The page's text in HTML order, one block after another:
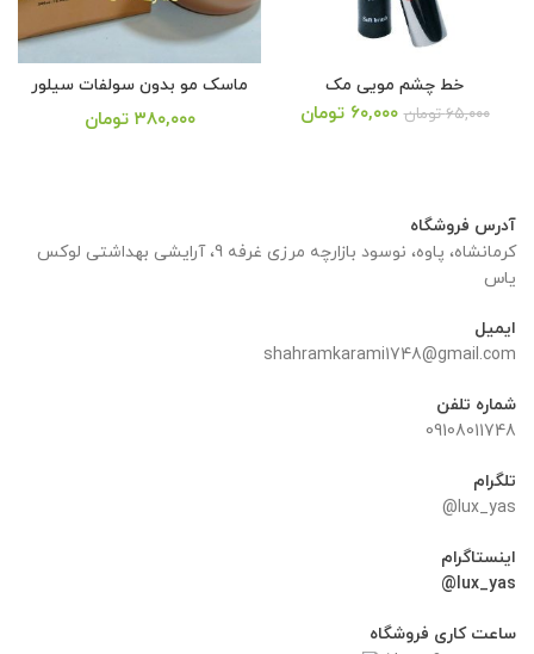
خط چشم مویی مک
۶۵,۰۰۰ تومان ۶۰,۰۰۰ تومان
ماسک مو بدون سولفات سیلور
۳۸۰,۰۰۰ تومان
آدرس فروشگاه
کرمانشاه، پاوه، نوسود بازارچه مرزی غرفه 9، آرایشی بهداشتی لوکس
یاس
ایمیل
shahramkarami1748@gmail.com
شماره تلفن
09108011748
تلگرام
lux_yas@
اینستاگرام
lux_yas@
ساعت کاری فروشگاه